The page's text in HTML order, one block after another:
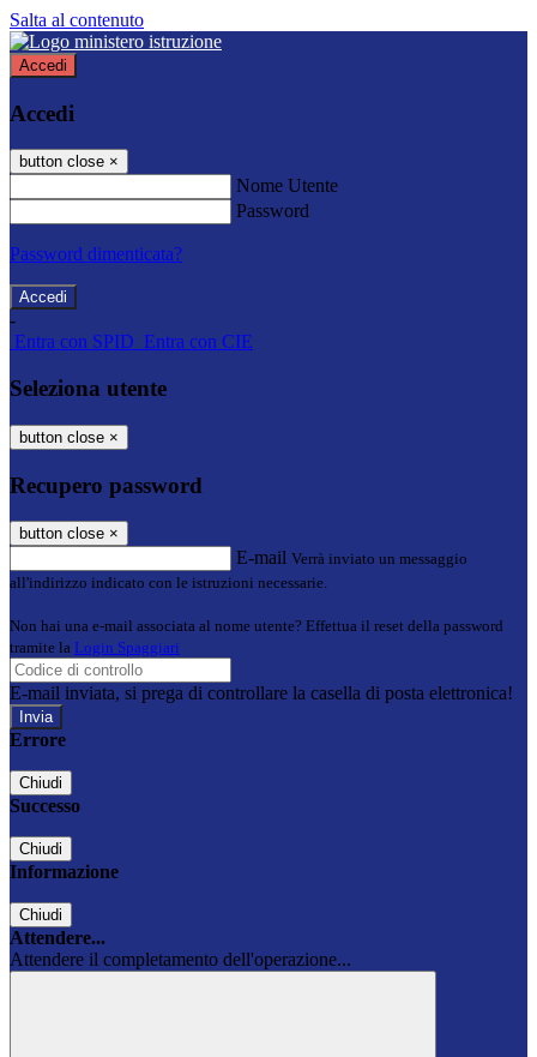
Salta al contenuto
Accedi
Accedi
button close ×
Nome Utente
Password
Password dimenticata?
-
Entra con SPID Entra con CIE
Seleziona utente
button close ×
Recupero password
button close ×
E-mail Verrà inviato un messaggio
all'indirizzo indicato con le istruzioni necessarie.
Non hai una e-mail associata al nome utente? Effettua il reset della password
tramite la Login Spaggiari
E-mail inviata, si prega di controllare la casella di posta elettronica!
Errore
Chiudi
Successo
Chiudi
Informazione
Chiudi
Attendere...
Attendere il completamento dell'operazione...